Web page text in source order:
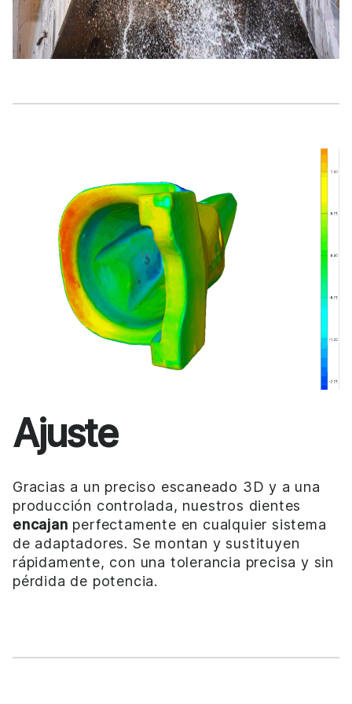
Ajuste
Gracias a un preciso escaneado 3D y a una
producción controlada, nuestros dientes
encajan perfectamente en cualquier sistema
de adaptadores. Se montan y sustituyen
rápidamente, con una tolerancia precisa y sin
pérdida de potencia.